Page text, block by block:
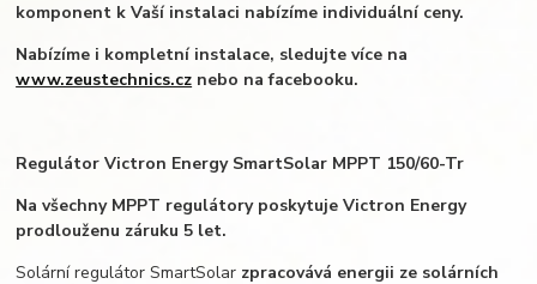
komponent k Vaší instalaci nabízíme individuální ceny.
Nabízíme i kompletní instalace, sledujte více na
www.zeustechnics.cz nebo na facebooku.
Regulátor Victron Energy SmartSolar MPPT 150/60-Tr
Na všechny MPPT regulátory poskytuje Victron Energy
prodlouženu záruku 5 let.
Solární regulátor SmartSolar zpracovává energii ze solárních